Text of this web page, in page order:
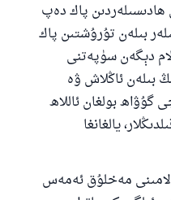
ھادىسىلەردىن پاك دەپ
بىلەن تۇرۇشتىن پاك
دېگەن سۈپەتنى
بىلەن ئاڭلاش ۋە
گۇۋاھ بولغان ئاللاھ
يالغانغا
كالامىنى مەخلۇق ئەمەس